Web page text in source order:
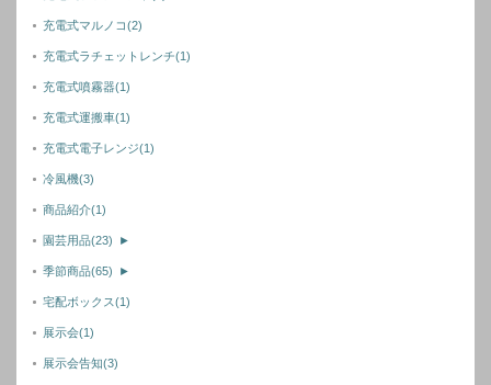
充電式マルノコ(2)
充電式ラチェットレンチ(1)
充電式噴霧器(1)
充電式運搬車(1)
充電式電子レンジ(1)
冷風機(3)
商品紹介(1)
園芸用品(23) ►
季節商品(65) ►
宅配ボックス(1)
展示会(1)
展示会告知(3)